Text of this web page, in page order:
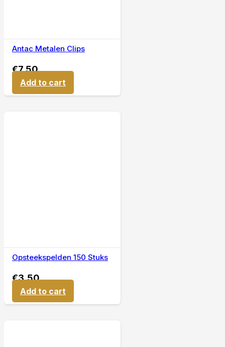
Antac Metalen Clips
€7,50
Add to cart
Opsteekspelden 150 Stuks
€3,50
Add to cart